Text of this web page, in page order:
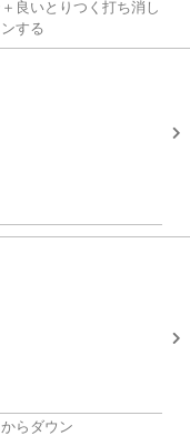
良いとりつく打ち消し
する
らダウン